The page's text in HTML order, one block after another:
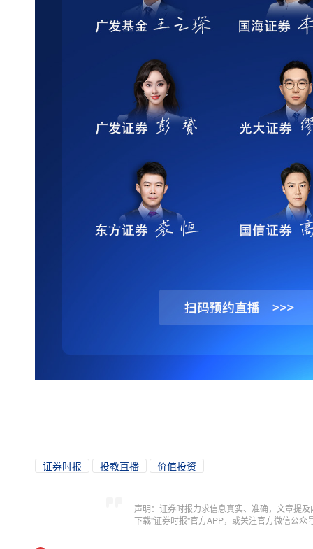
证券时报 投教直播 价值投资
声明：证券时报力求信息真实、准确，文章提
下载"证券时报"官方APP，或关注官方微信公